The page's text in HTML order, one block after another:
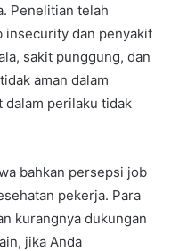
Penelitian telah
insecurity dan penyakit
sakit punggung, dan
aman dalam
perilaku tidak
bahkan persepsi job
pekerja. Para
kurangnya dukungan
jika Anda